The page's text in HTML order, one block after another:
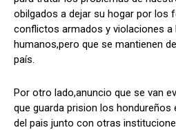
obilgados a dejar su hogar por los
conflictos armados y violaciones a
humanos,pero que se mantienen
país.
Por otro lado,anuncio que se van
que guarda prision los
del pais junto con otras